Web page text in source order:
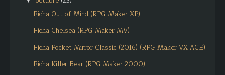
Ficha Out of Mind (RPG Maker XP)
Ficha Chelsea (RPG Maker MV)
Ficha Pocket Mirror Classic (2016) (RPG Maker VX ACE)
Ficha Killer Bear (RPG Maker 2000)